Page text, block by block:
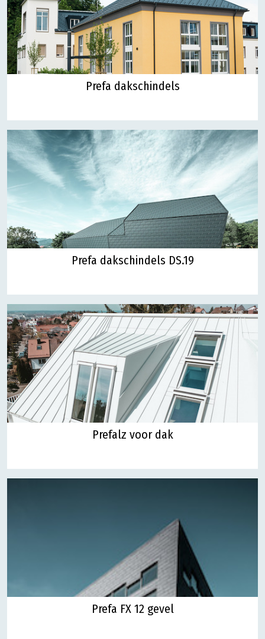
Prefa dakschindels
Prefa dakschindels DS.19
Prefalz voor dak
Prefa FX 12 gevel